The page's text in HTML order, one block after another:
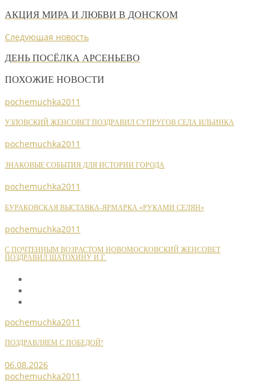
АКЦИЯ МИРА И ЛЮБВИ В ДОНСКОМ
Следующая новость
ДЕНЬ ПОСЁЛКА АРСЕНЬЕВО
ПОХОЖИЕ НОВОСТИ
pochemuchka2011
УЗЛОВСКИЙ ЖЕНСОВЕТ ПОЗДРАВИЛ СУПРУГОВ СЕЛА ИЛЬИНКА
pochemuchka2011
ЗНАКОВЫЕ СОБЫТИЯ ДЛЯ ИСТОРИИ ГОРОДА
pochemuchka2011
БУРАКОВСКАЯ ВЫСТАВКА-ЯРМАРКА «РУКАМИ СЕЛЯН»
pochemuchka2011
С ПОЧТЕННЫМ ВОЗРАСТОМ НОВОМОСКОВСКИЙ ЖЕНСОВЕТ
ПОЗДРАВИЛ ШАТОХИНУ И.Г.
pochemuchka2011
ПОЗДРАВЛЯЕМ С ПОБЕДОЙ!
06.08.2026
pochemuchka2011